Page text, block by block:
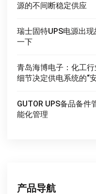
源的不间断稳定供应
瑞士固特UPS电源出
一下
青岛海博电子：化工
细节决定供电系统的“
GUTOR UPS备品备
能化管理
产品导航